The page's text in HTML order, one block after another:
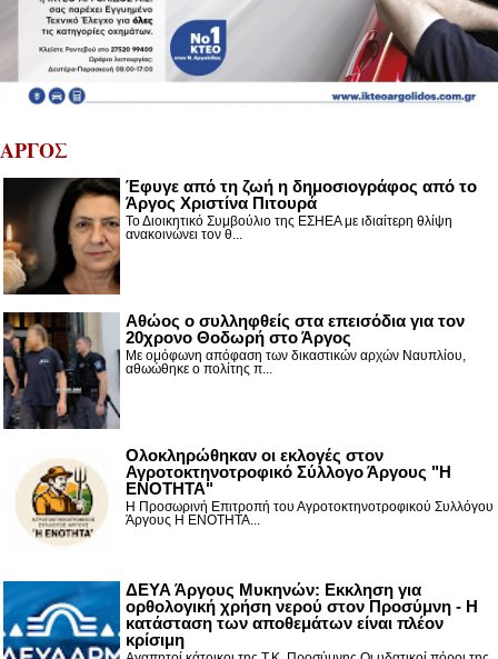
ΑΡΓΟΣ
Έφυγε από τη ζωή η δημοσιογράφος από το
Άργος Χριστίνα Πιτουρά
Το Διοικητικό Συμβούλιο της ΕΣΗΕΑ με ιδιαίτερη θλίψη
ανακοινώνει τον θ...
Αθώος ο συλληφθείς στα επεισόδια για τον
20χρονο Θοδωρή στο Άργος
Με ομόφωνη απόφαση των δικαστικών αρχών Ναυπλίου,
αθωώθηκε ο πολίτης π...
Ολοκληρώθηκαν οι εκλογές στον
Αγροτοκτηνοτροφικό Σύλλογο Άργους "Η
ΕΝΟΤΗΤΑ"
Η Προσωρινή Επιτροπή του Αγροτοκτηνοτροφικού Συλλόγου
Άργους Η ΕΝΟΤΗΤΑ...
ΔΕΥΑ Άργους Μυκηνών: Εκκληση για
ορθολογική χρήση νερού στον Προσύμνη - Η
κατάσταση των αποθεμάτων είναι πλέον
κρίσιμη